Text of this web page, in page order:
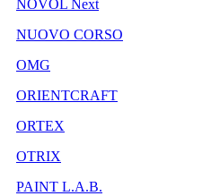
NOVOL Next
NUOVO CORSO
OMG
ORIENTCRAFT
ORTEX
OTRIX
PAINT L.A.B.